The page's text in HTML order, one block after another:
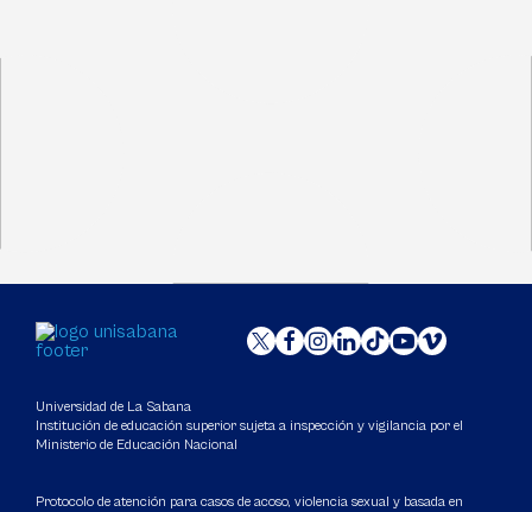
Universidad de La Sabana
Institución de educación superior sujeta a inspección y vigilancia por el
Ministerio de Educación Nacional
Protocolo de atención para casos de acoso, violencia sexual y basada en